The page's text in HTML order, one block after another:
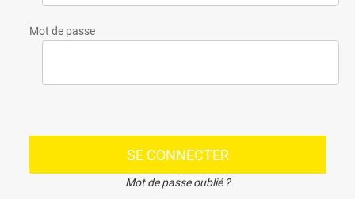
Mot de passe
SE CONNECTER
Mot de passe oublié ?